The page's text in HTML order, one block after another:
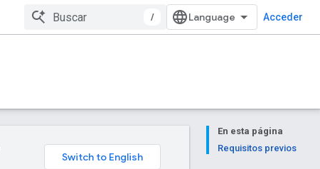
/ Acceder
En esta página
Requisitos previos